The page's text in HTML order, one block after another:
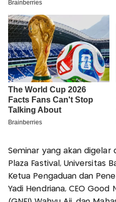
Seminar yang akan digelar
Plaza Fastival, Universitas
Ketua Pengaduan dan
Yadi Hendriana, CEO Good